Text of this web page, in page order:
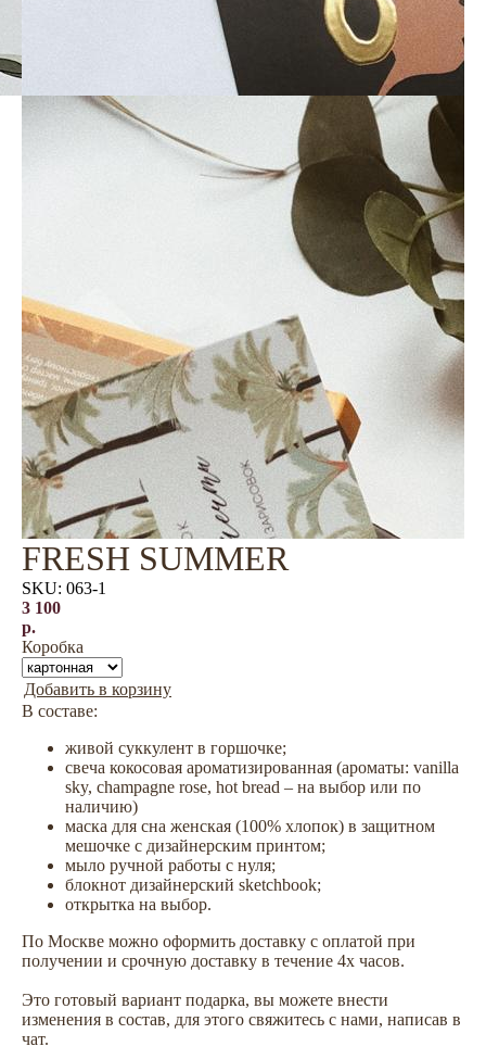
FRESH SUMMER
SKU: 063-1
3 100
р.
Коробка
Добавить в корзину
В составе:
живой суккулент в горшочке;
свеча кокосовая ароматизированная (ароматы: vanilla
sky, champagne rose, hot bread – на выбор или по
наличию)
маска для сна женская (100% хлопок) в защитном
мешочке с дизайнерским принтом;
мыло ручной работы с нуля;
блокнот дизайнерский sketchbook;
открытка на выбор.
По Москве можно оформить доставку с оплатой при
получении и срочную доставку в течение 4х часов.
Это готовый вариант подарка, вы можете внести
изменения в состав, для этого свяжитесь с нами, написав в
чат.